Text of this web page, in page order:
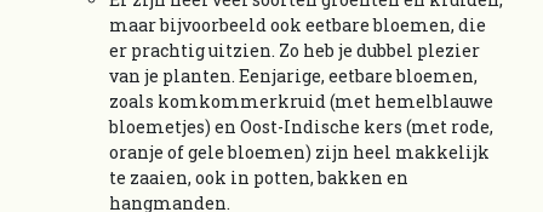
maar bijvoorbeeld ook eetbare bloemen, die
er prachtig uitzien. Zo heb je dubbel plezier
van je planten. Eenjarige, eetbare bloemen,
zoals komkommerkruid (met hemelblauwe
bloemetjes) en Oost-Indische kers (met rode,
oranje of gele bloemen) zijn heel makkelijk
te zaaien, ook in potten, bakken en
hangmanden.